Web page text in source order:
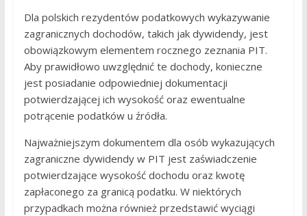
Dla polskich rezydentów podatkowych wykazywanie
zagranicznych dochodów, takich jak dywidendy, jest
obowiązkowym elementem rocznego zeznania PIT.
Aby prawidłowo uwzględnić te dochody, konieczne
jest posiadanie odpowiedniej dokumentacji
potwierdzającej ich wysokość oraz ewentualne
potrącenie podatków u źródła.
Najważniejszym dokumentem dla osób wykazujących
zagraniczne dywidendy w PIT jest zaświadczenie
potwierdzające wysokość dochodu oraz kwotę
zapłaconego za granicą podatku. W niektórych
przypadkach można również przedstawić wyciągi